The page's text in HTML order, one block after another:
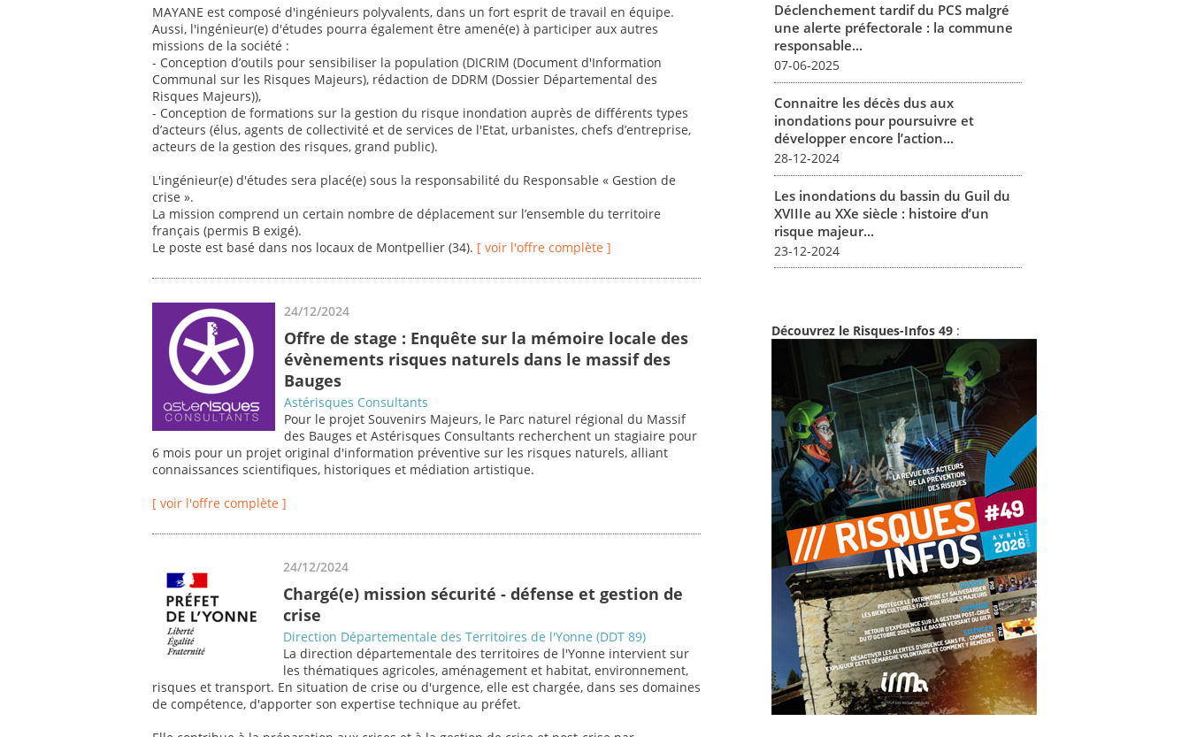
MAYANE est composé d'ingénieurs polyvalents, dans un fort esprit de travail en équipe.
Aussi, l'ingénieur(e) d'études pourra également être amené(e) à participer aux autres
missions de la société :
- Conception d’outils pour sensibiliser la population (DICRIM (Document d'Information
Communal sur les Risques Majeurs), rédaction de DDRM (Dossier Départemental des
Risques Majeurs)),
- Conception de formations sur la gestion du risque inondation auprès de différents types
d’acteurs (élus, agents de collectivité et de services de l'Etat, urbanistes, chefs d’entreprise,
acteurs de la gestion des risques, grand public).
L'ingénieur(e) d'études sera placé(e) sous la responsabilité du Responsable « Gestion de
crise ».
La mission comprend un certain nombre de déplacement sur l’ensemble du territoire
français (permis B exigé).
Le poste est basé dans nos locaux de Montpellier (34). [ voir l'offre complète ]
24/12/2024
Offre de stage : Enquête sur la mémoire locale des
évènements risques naturels dans le massif des
Bauges
Astérisques Consultants
Pour le projet Souvenirs Majeurs, le Parc naturel régional du Massif
des Bauges et Astérisques Consultants recherchent un stagiaire pour
6 mois pour un projet original d'information préventive sur les risques naturels, alliant
connaissances scientifiques, historiques et médiation artistique.
[ voir l'offre complète ]
24/12/2024
Chargé(e) mission sécurité - défense et gestion de
crise
Direction Départementale des Territoires de l'Yonne (DDT 89)
La direction départementale des territoires de l'Yonne intervient sur
les thématiques agricoles, aménagement et habitat, environnement,
risques et transport. En situation de crise ou d'urgence, elle est chargée, dans ses domaines
de compétence, d'apporter son expertise technique au préfet.
Déclenchement tardif du PCS malgré
une alerte préfectorale : la commune
responsable...
07-06-2025
Connaitre les décès dus aux
inondations pour poursuivre et
développer encore l’action...
28-12-2024
Les inondations du bassin du Guil du
XVIIIe au XXe siècle : histoire d’un
risque majeur...
23-12-2024
Découvrez le Risques-Infos 49 :